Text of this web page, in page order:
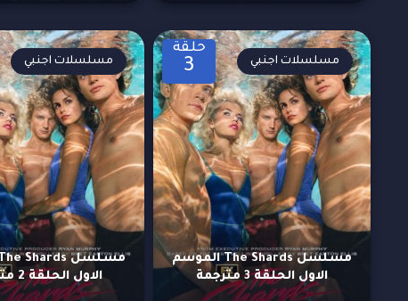
حلقة
3
مسلسل The Shards الموسم
الاول الحلقة 3 مترجمة
مسلسلات اجنبي
الاول الحلقة 2 مترجمة
مسلسلات اجنبي